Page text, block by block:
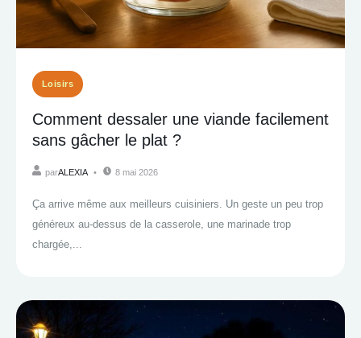
Loisirs
Comment dessaler une viande facilement
sans gâcher le plat ?
parALEXIA 8 mai 2026
Ça arrive même aux meilleurs cuisiniers. Un geste un peu trop
généreux au-dessus de la casserole, une marinade trop
chargée,...